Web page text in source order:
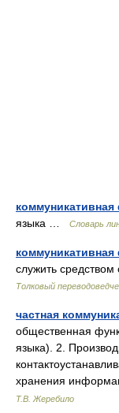
коммуникативная
языка …
Словарь
служить
Толковый
частная
общественная
языка). 2.
хранения
Т.В. Жеребило